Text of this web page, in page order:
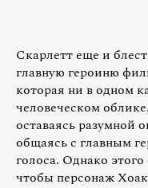
Скарлетт еще и
главную героиню
которая ни в одном
человеческом
оставаясь разумной
общаясь с главным
голоса. Однако
чтобы персонаж